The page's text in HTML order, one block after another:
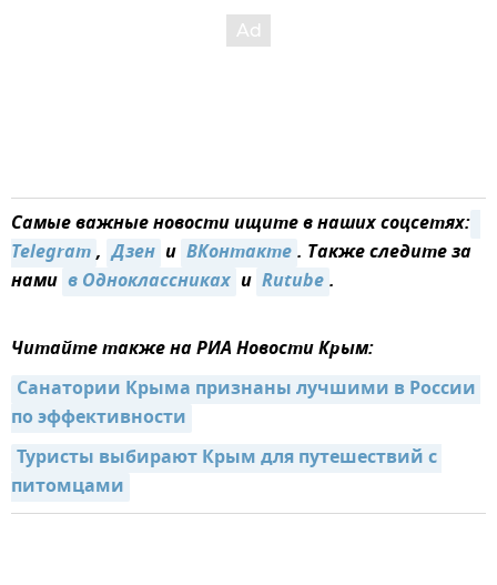
Самые важные новости ищите в наших соцсетях:
Telegram, Дзен и ВКонтакте. Также следите за
нами в Одноклассниках и Rutube.
Читайте также на РИА Новости Крым:
Санатории Крыма признаны лучшими в России
по эффективности
Туристы выбирают Крым для путешествий с
питомцами